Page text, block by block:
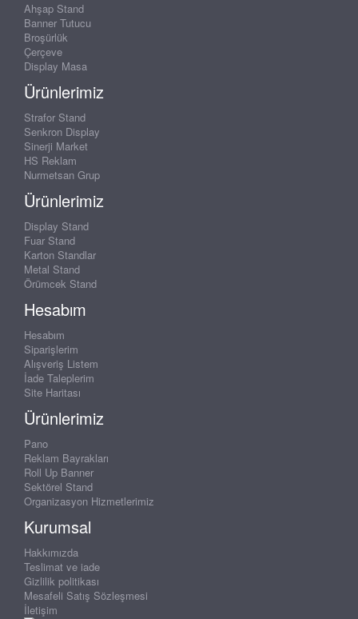
Ahşap Stand
Banner Tutucu
Broşürlük
Çerçeve
Display Masa
Ürünlerimiz
Strafor Stand
Senkron Display
Sinerji Market
HS Reklam
Nurmetsan Grup
Ürünlerimiz
Display Stand
Fuar Stand
Karton Standlar
Metal Stand
Örümcek Stand
Hesabım
Hesabım
Siparişlerim
Alışveriş Listem
İade Taleplerim
Site Haritası
Ürünlerimiz
Pano
Reklam Bayrakları
Roll Up Banner
Sektörel Stand
Organizasyon Hizmetlerimiz
Kurumsal
Hakkımızda
Teslimat ve iade
Gizlilik politikası
Mesafeli Satış Sözleşmesi
İletişim